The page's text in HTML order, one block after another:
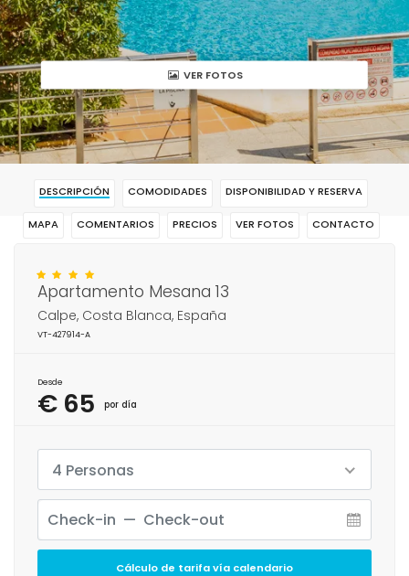
VER FOTOS
DESCRIPCIÓN COMODIDADES DISPONIBILIDAD Y RESERVA
MAPA COMENTARIOS PRECIOS VER FOTOS CONTACTO
Apartamento Mesana 13
Calpe, Costa Blanca, España
VT-427914-A
Desde
€ 65 por día
4 Personas
Cálculo de tarifa vía calendario